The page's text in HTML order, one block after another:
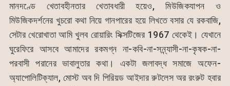
মানদণ্ডে খেতাবহীনতার খেতাবধারী হয়েও, মিউজিকযাপন ও
মিউজিকদর্শনের খুচরো কথা নিয়ে গানপারের হয়ে লিখতে বসার যে রকবাজি,
সেটার খেরোখাতা আমি খুলব রোয়ারিং সিক্সটিজের 1967 থেকেই। যেখানে
ঘুরেফিরে আসবে আমাদের রকমগ্ন না-কবি-না-সন্ন্যাসী-না-কৃষক-না-
পরবাসী পরানের ভাবালুতার কথা। একটা জলাবদ্ধ সমাজে অফেন-
অ্যাপোলিটিক্যাল, মোস্ট অব দি পিরিয়ড আইদার রুটলেস অর রংরুট হবার